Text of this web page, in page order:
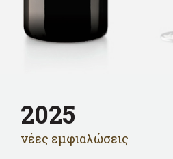
2025
νέες εμφιαλώσεις